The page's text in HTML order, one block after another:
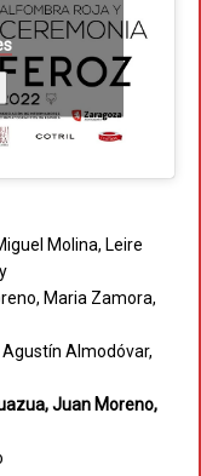
Molina, Leire
Maria Zamora,
Agustín Almodóvar,
Juan Moreno,